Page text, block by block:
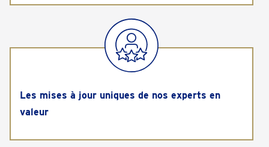
Les mises à jour uniques de nos experts en
valeur